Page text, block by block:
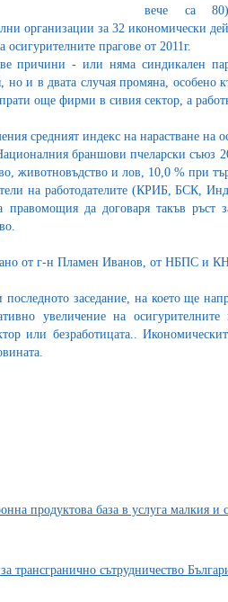
вече са
организации за 32 икономически
осигурителните прагове от 2011г.
причини - или няма синдикален
и в двата случая промяна, особено
още фирми в сивия сектор, а
средният индекс на нарастване на
браншови пчеларски съюз
животновъдство и лов, 10,0 % при
на работодателите (КРИБ, БСК,
правомощия да договаря такъв ръст
от г-н Пламен Иванов, от НБПС и
последното заседание, на което ще
увеличение на
или безработицата..
продуктова база в услуга малкия и
трансгранично сътрудничество